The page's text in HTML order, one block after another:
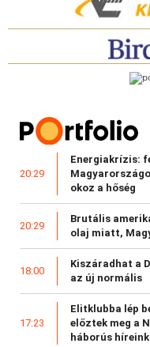
20:29
Energiakrízis:
okoz a hőség
20:29
Brutális
olaj miatt,
18:00
Kiszáradhat a
az új normális
17:23
Elitklubba lép
előztek meg a
háborús